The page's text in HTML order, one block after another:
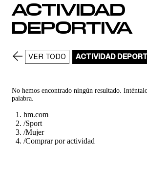
ACTIVIDAD
DEPORTIVA
VER TODO ACTIVIDAD
No hemos encontrado ningún resultado.
palabra.
hm.com
/Sport
/Mujer
/Comprar por actividad